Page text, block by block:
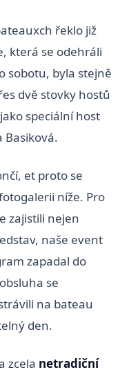
řeklo již
která se odehráli
sobotu, byla stejně
dvě stovky hostů
speciální host
Basiková.
et proto se
níže. Pro
zajistili nejen
naše event
zapadal do
se
na bateau
den.
zcela netradiční